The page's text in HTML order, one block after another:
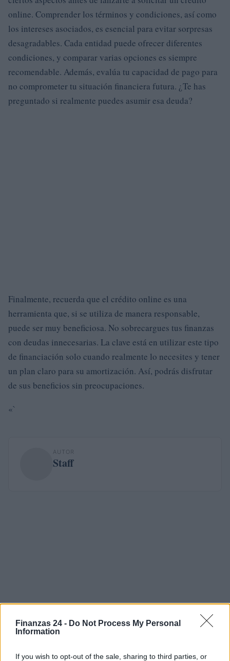
Finanzas 24 - Do Not Process My Personal
Information
If you wish to opt-out of the sale, sharing to third parties, or
online. Comprender los términos y condiciones, así como
los intereses asociados, es esencial para evitar sorpresas
desagradables. Cada entidad puede ofrecer diferentes
condiciones, y comparar varias opciones es siempre
recomendable. Además, evalúa tu capacidad de pago para
no comprometer tu situación financiera futura. ¿Te has
preguntado si realmente puedes asumir esa deuda?
Finalmente, recuerda que el crédito online es una
herramienta que, si se utiliza de manera responsable,
puede ser muy beneficiosa. No sobrecargues tus finanzas
con deudas innecesarias. La clave está en utilizar este tipo
de financiación solo cuando realmente lo necesites y tener
un plan claro para su amortización. Así, podrás disfrutar
de sus beneficios sin preocupaciones.
«`
AUTOR
Staff